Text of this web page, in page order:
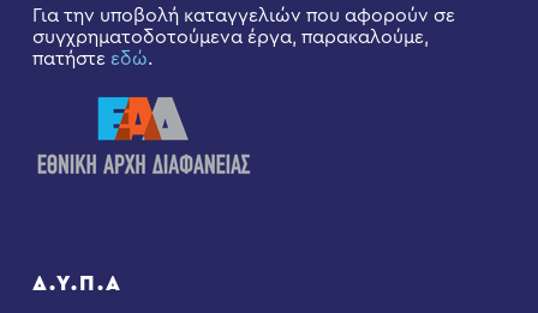
Για την υποβολή καταγγελιών που αφορούν σε
συγχρηματοδοτούμενα έργα, παρακαλούμε,
πατήστε εδώ.
Δ.Υ.Π.Α